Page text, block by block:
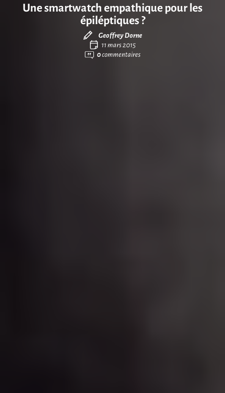
Une smartwatch empathique pour les
épiléptiques ?
Geoffrey Dorne
11 mars 2015
0commentaires